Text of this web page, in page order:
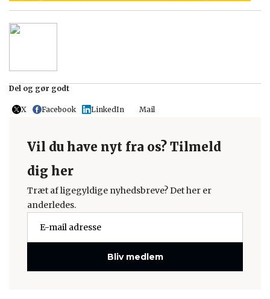
Del og gør godt
X Facebook LinkedIn Mail
Vil du have nyt fra os? Tilmeld
dig her
Træt af ligegyldige nyhedsbreve? Det her er
anderledes.
Bliv medlem